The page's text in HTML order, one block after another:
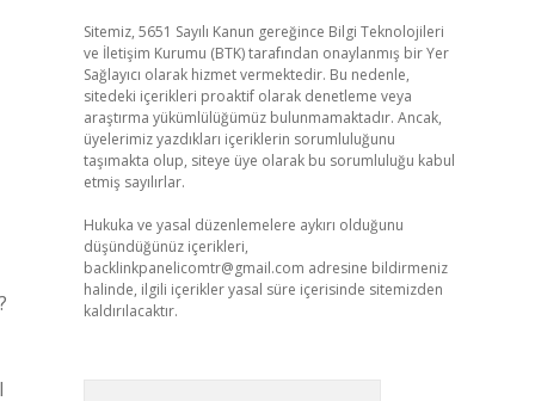
Sitemiz, 5651 Sayılı Kanun gereğince Bilgi Teknolojileri
ve İletişim Kurumu (BTK) tarafından onaylanmış bir Yer
Sağlayıcı olarak hizmet vermektedir. Bu nedenle,
sitedeki içerikleri proaktif olarak denetleme veya
araştırma yükümlülüğümüz bulunmamaktadır. Ancak,
üyelerimiz yazdıkları içeriklerin sorumluluğunu
taşımakta olup, siteye üye olarak bu sorumluluğu kabul
etmiş sayılırlar.
Hukuka ve yasal düzenlemelere aykırı olduğunu
düşündüğünüz içerikleri,
backlinkpanelicomtr@gmail.com adresine bildirmeniz
halinde, ilgili içerikler yasal süre içerisinde sitemizden
kaldırılacaktır.